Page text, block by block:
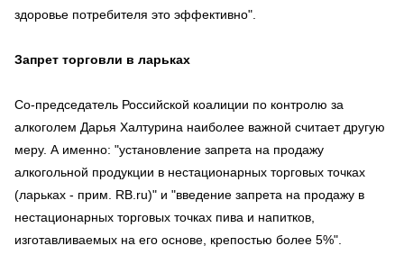
здоровье потребителя это эффективно".
Запрет торговли в ларьках
Cо-председатель Российской коалиции по контролю за
алкоголем Дарья Халтурина наиболее важной считает другую
меру. А именно: "установление запрета на продажу
алкогольной продукции в нестационарных торговых точках
(ларьках - прим. RB.ru)" и "введение запрета на продажу в
нестационарных торговых точках пива и напитков,
изготавливаемых на его основе, крепостью более 5%".